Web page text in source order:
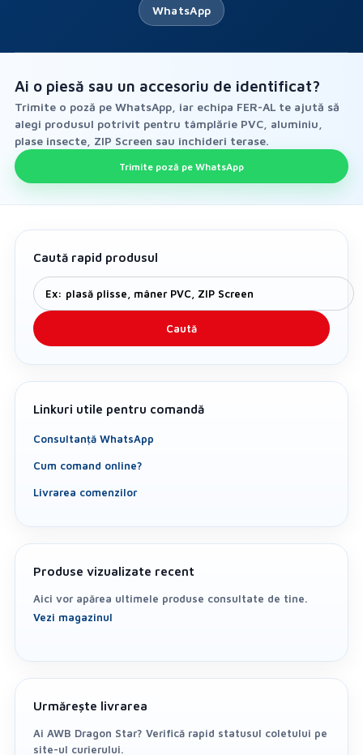
WhatsApp
Ai o piesă sau un accesoriu de identificat?
Trimite o poză pe WhatsApp, iar echipa FER-AL te ajută să
alegi produsul potrivit pentru tâmplărie PVC, aluminiu,
plase insecte, ZIP Screen sau închideri terase.
Trimite poză pe WhatsApp
Caută rapid produsul
Caută
Linkuri utile pentru comandă
Consultanță WhatsApp
Cum comand online?
Livrarea comenzilor
Produse vizualizate recent
Aici vor apărea ultimele produse consultate de tine.
Vezi magazinul
Urmărește livrarea
Ai AWB Dragon Star? Verifică rapid statusul coletului pe
site-ul curierului.